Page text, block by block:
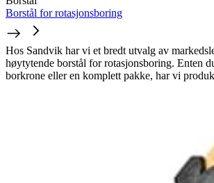
Borstål for rotasjonsboring
Hos Sandvik har vi et bredt utvalg av
høytytende borstål for rotasjonsboring. Enten
borkrone eller en komplett pakke, har vi